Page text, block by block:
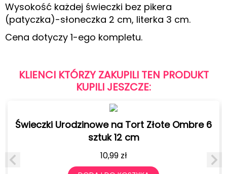
Wysokość każdej świeczki bez pikera
(patyczka)-słoneczka 2 cm, literka 3 cm.
Cena dotyczy 1-ego kompletu.
KLIENCI KTÓRZY ZAKUPILI TEN PRODUKT
KUPILI JESZCZE:
Świeczki Urodzinowe na Tort Złote Ombre 6
sztuk 12 cm
10,99 zł